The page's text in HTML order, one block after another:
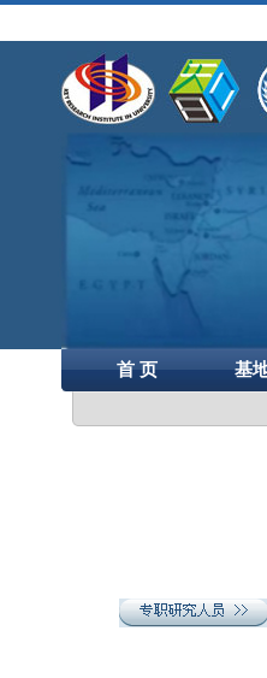
首 页 基